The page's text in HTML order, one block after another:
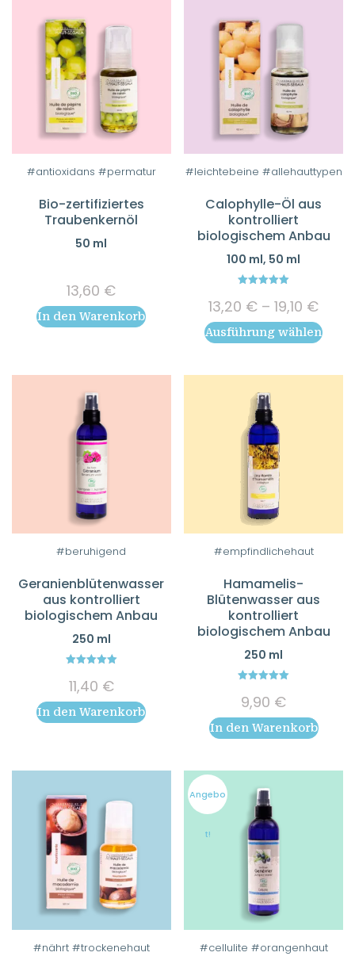
#antioxidans #permatur
Bio-zertifiziertes
Traubenkernöl
50 ml
13,60 €
In den Warenkorb
#leichtebeine #allehauttypen
Calophylle-Öl aus
kontrolliert
biologischem Anbau
100 ml, 50 ml
out of 5
13,20 € –19,10 €
bis
Ausführung wählen
Dieses
Produkt
weist
mehrere
Varianten
auf.
Optionen
können
der
Produktseite
gewählt
werden
#beruhigend
Geranienblütenwasser
aus kontrolliert
biologischem Anbau
250 ml
out of 5
11,40 €
In den Warenkorb
#empfindlichehaut
Hamamelis-
Blütenwasser aus
kontrolliert
biologischem Anbau
250 ml
out of 5
9,90 €
In den Warenkorb
#nährt #trockenehaut
Angebo
t!
#cellulite #orangenhaut